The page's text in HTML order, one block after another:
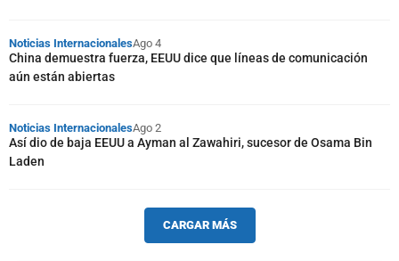
Noticias InternacionalesAgo 4
China demuestra fuerza, EEUU dice que líneas de comunicación
aún están abiertas
Noticias InternacionalesAgo 2
Así dio de baja EEUU a Ayman al Zawahiri, sucesor de Osama Bin
Laden
CARGAR MÁS